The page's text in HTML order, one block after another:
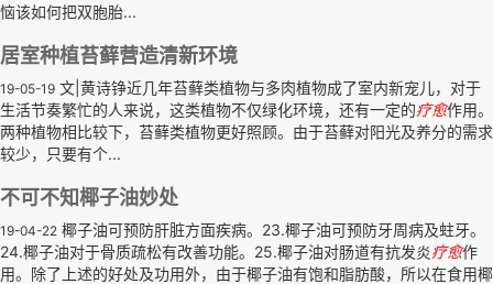
恼该如何把双胞胎...
居室种植苔藓营造清新环境
19-05-19 文|黄诗铮近几年苔藓类植物与多肉植物成了室内新宠儿，对于
生活节奏繁忙的人来说，这类植物不仅绿化环境，还有一定的疗愈作用。
两种植物相比较下，苔藓类植物更好照顾。由于苔藓对阳光及养分的需求
较少，只要有个...
不可不知椰子油妙处
19-04-22 椰子油可预防肝脏方面疾病。23.椰子油可预防牙周病及蛀牙。
24.椰子油对于骨质疏松有改善功能。25.椰子油对肠道有抗发炎疗愈作
用。除了上述的好处及功用外，由于椰子油有饱和脂肪酸，所以在食用椰